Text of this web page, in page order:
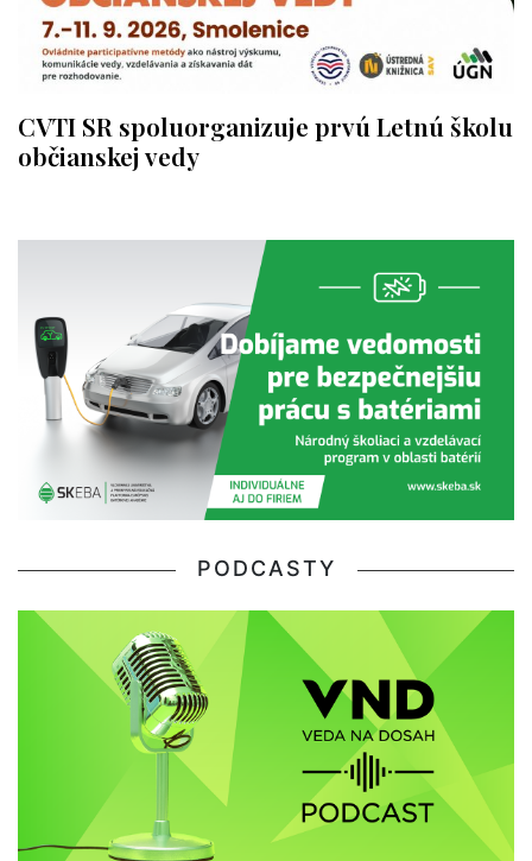
CVTI SR spoluorganizuje prvú Letnú školu
občianskej vedy
PODCASTY